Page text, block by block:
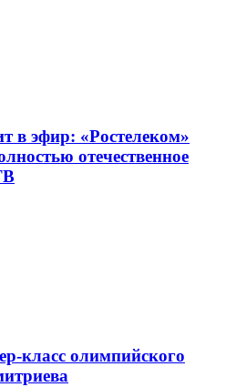
в эфир: «Ростелеком»
отечественное
класс олимпийского